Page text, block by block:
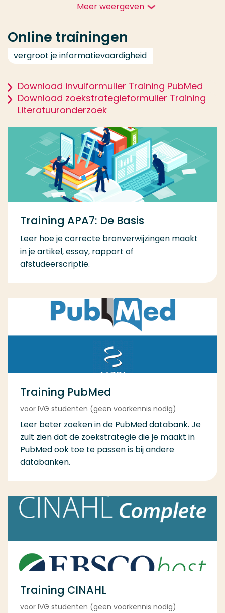
Meer weergeven
Online trainingen
vergroot je informatievaardigheid
Download invulformulier Training PubMed
Download zoekstrategieformulier Training
Literatuuronderzoek
Training APA7: De Basis
Leer hoe je correcte bronverwijzingen maakt
in je artikel, essay, rapport of
afstudeerscriptie.
Training PubMed
voor IVG studenten (geen voorkennis nodig)
Leer beter zoeken in de PubMed databank. Je
zult zien dat de zoekstrategie die je maakt in
PubMed ook toe te passen is bij andere
databanken.
Training CINAHL
voor IVG studenten (geen voorkennis nodig)